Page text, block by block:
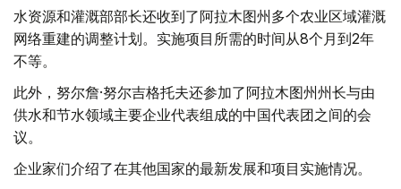
水资源和灌溉部部长还收到了阿拉木图州多个农业区域灌溉
网络重建的调整计划。实施项目所需的时间从8个月到2年
不等。
此外，努尔詹·努尔吉格托夫还参加了阿拉木图州州长与由
供水和节水领域主要企业代表组成的中国代表团之间的会
议。
企业家们介绍了在其他国家的最新发展和项目实施情况。